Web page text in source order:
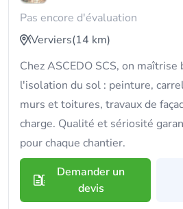
Pas encore d'évaluation
Verviers(14 km)
Chez ASCEDO SCS, on maîtrise
l'isolation du sol : peinture,
murs et toitures, travaux de
charge. Qualité et sériosité
pour chaque chantier.
Demander un
devis